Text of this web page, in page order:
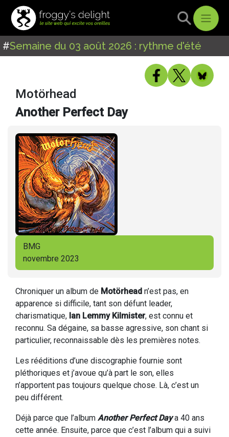
#Semaine du 03 août 2026 : rythme d'été
Motörhead
Another Perfect Day
BMG
novembre 2023
Chroniquer un album de Motörhead n’est pas, en
apparence si difficile, tant son défunt leader,
charismatique, Ian Lemmy Kilmister, est connu et
reconnu. Sa dégaine, sa basse agressive, son chant si
particulier, reconnaissable dès les premières notes.
Les rééditions d’une discographie fournie sont
pléthoriques et j’avoue qu’à part le son, elles
n’apportent pas toujours quelque chose. Là, c’est un
peu différent.
Déjà parce que l’album Another Perfect Daya 40 ans
cette année. Ensuite, parce que c’est l’album qui a suivi